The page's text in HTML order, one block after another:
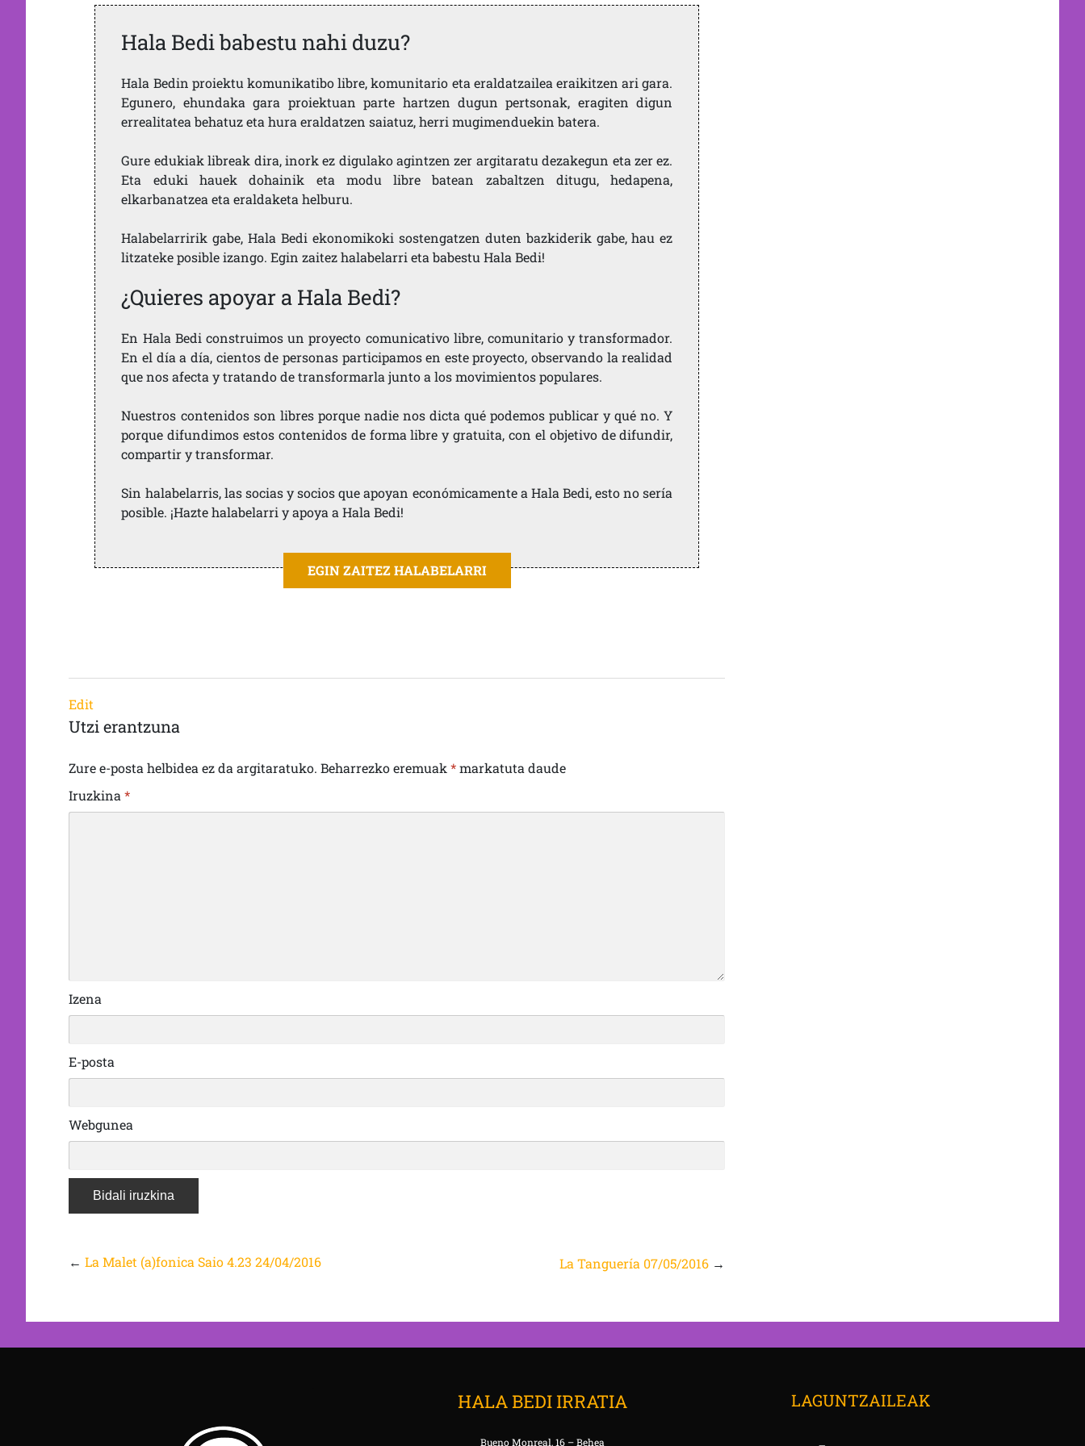
Hala Bedi babestu nahi duzu?
Hala Bedin proiektu komunikatibo libre, komunitario eta eraldatzailea eraikitzen ari gara.
Egunero, ehundaka gara proiektuan parte hartzen dugun pertsonak, eragiten digun
errealitatea behatuz eta hura eraldatzen saiatuz, herri mugimenduekin batera.
Gure edukiak libreak dira, inork ez digulako agintzen zer argitaratu dezakegun eta zer ez.
Eta eduki hauek dohainik eta modu libre batean zabaltzen ditugu, hedapena,
elkarbanatzea eta eraldaketa helburu.
Halabelarririk gabe, Hala Bedi ekonomikoki sostengatzen duten bazkiderik gabe, hau ez
litzateke posible izango. Egin zaitez halabelarri eta babestu Hala Bedi!
¿Quieres apoyar a Hala Bedi?
En Hala Bedi construimos un proyecto comunicativo libre, comunitario y transformador.
En el día a día, cientos de personas participamos en este proyecto, observando la realidad
que nos afecta y tratando de transformarla junto a los movimientos populares.
Nuestros contenidos son libres porque nadie nos dicta qué podemos publicar y qué no. Y
porque difundimos estos contenidos de forma libre y gratuita, con el objetivo de difundir,
compartir y transformar.
Sin halabelarris, las socias y socios que apoyan económicamente a Hala Bedi, esto no sería
posible. ¡Hazte halabelarri y apoya a Hala Bedi!
EGIN ZAITEZ HALABELARRI
Edit
Utzi erantzuna
Zure e-posta helbidea ez da argitaratuko. Beharrezko eremuak*markatuta daude
Iruzkina*
Izena
E-posta
Webgunea
←La Malet (a)fonica Saio 4.23 24/04/2016 La Tanguería 07/05/2016 →
HALA BEDI IRRATIA
Bueno Monreal, 16 – Behea
LAGUNTZAILEAK